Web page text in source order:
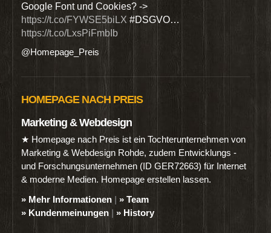
Google Font und Cookies? ->
https://t.co/FYWSE5biLX #DSGVO…
https://t.co/LxsPiFmbIb
@Homepage_Preis
HOMEPAGE NACH PREIS
Marketing & Webdesign
★ Homepage nach Preis ist ein Tochterunternehmen von
Marketing & Webdesign Rohde, zudem Entwicklungs -
und Forschungsunternehmen (ID GER72663) für Internet
& moderne Medien. Homepage erstellen lassen.
» Mehr Informationen | » Team
» Kundenmeinungen | » History